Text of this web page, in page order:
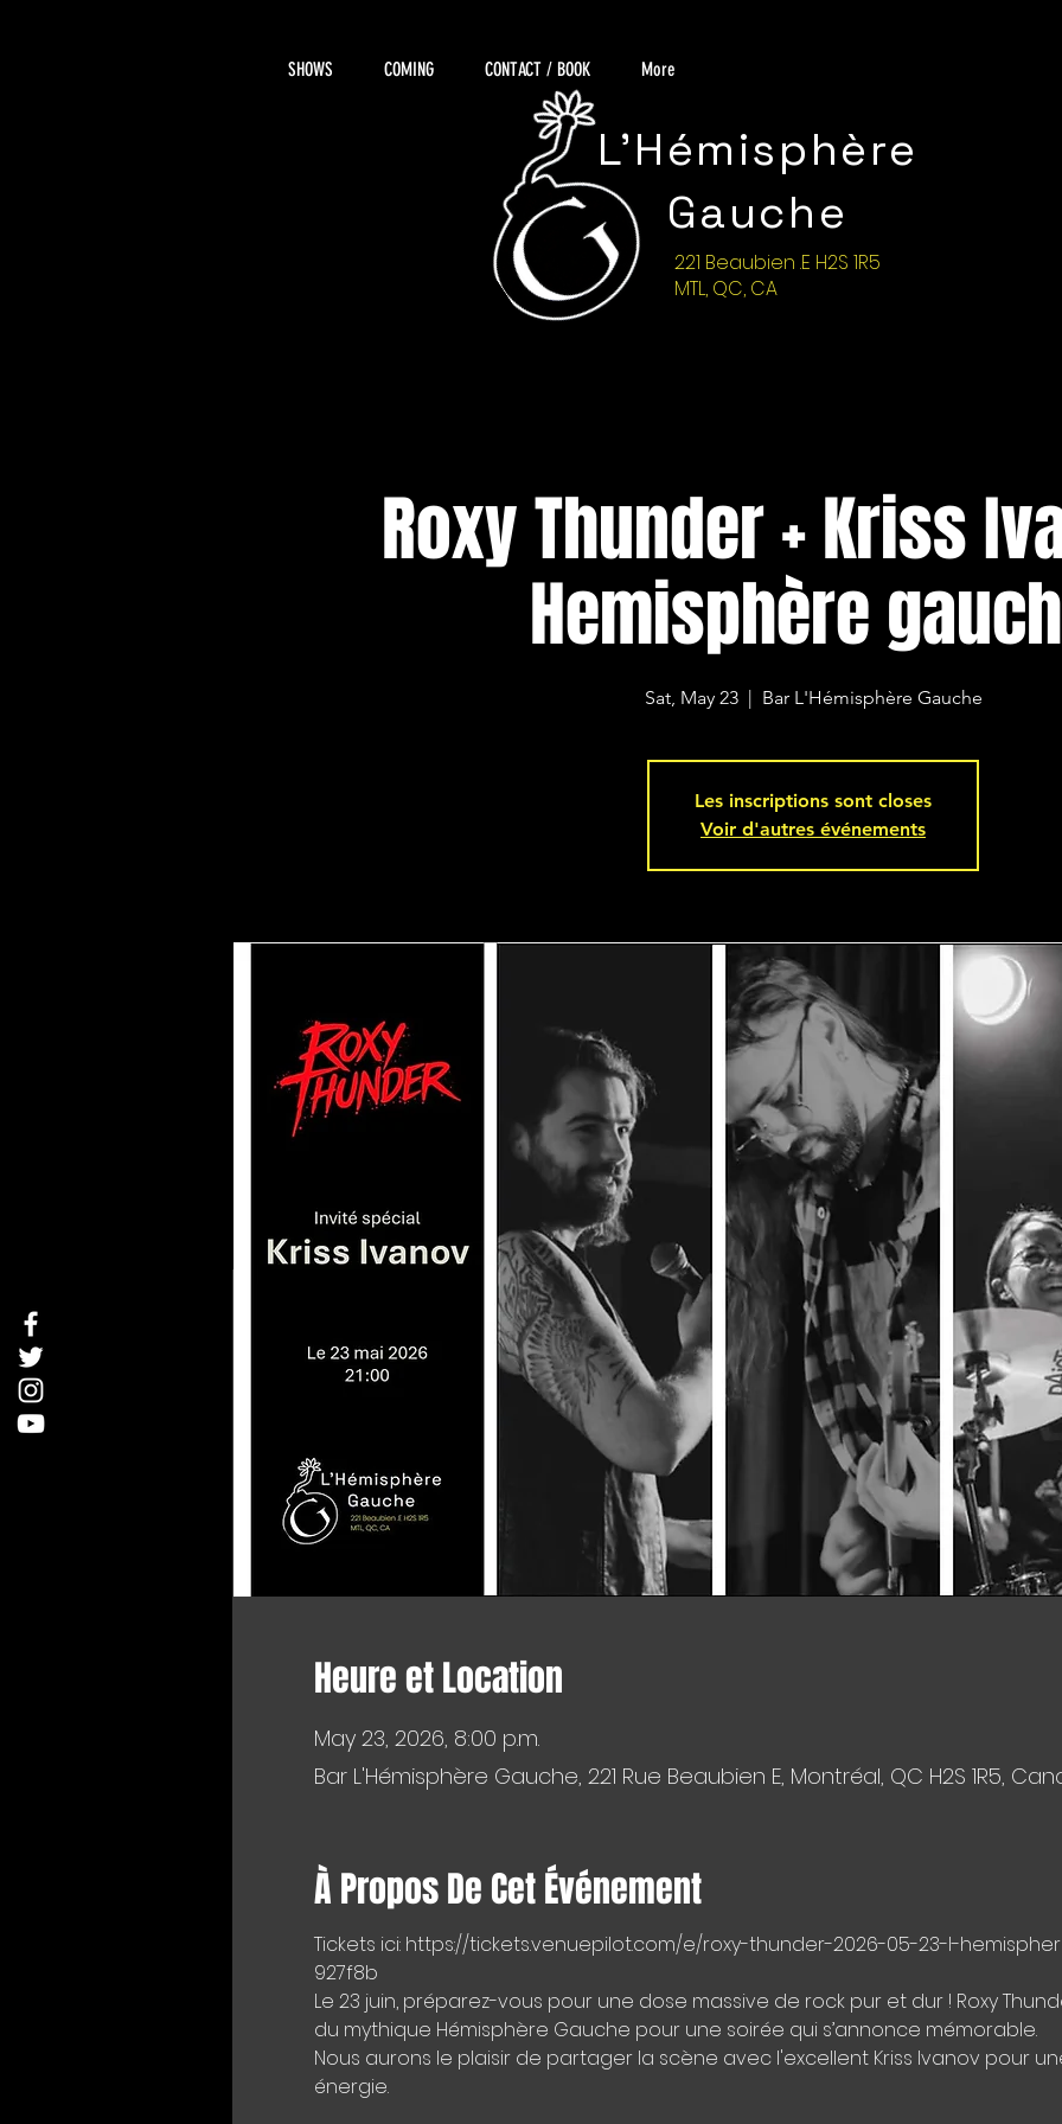
221 Beaubien .E H2S 1R5
MTL, QC, CA
L'Hémisphère
Gauche
SHOWS COMING CONTACT / BOOK More
Roxy Thunder + Kriss
Hemisphère
Sat, May 23
  |
Bar L'Hémisphère Gauche
Les inscriptions sont closes
Voir d'autres événements
Heure et Location
May 23, 2026, 8:00 p.m.
Bar L'Hémisphère Gauche, 221 Rue Beaubien E, Montréal, QC H2S 1R5,
À Propos De Cet Événement
Tickets ici: https://tickets.venuepilot.com/e/roxy-thunder-2026-05-23-l-
927f8b
Le 23 juin, préparez-vous pour une dose massive de rock pur et dur ! Roxy
du mythique Hémisphère Gauche pour une soirée qui s’annonce mémorable.
Nous aurons le plaisir de partager la scène avec l'excellent Kriss Ivanov pour
énergie.